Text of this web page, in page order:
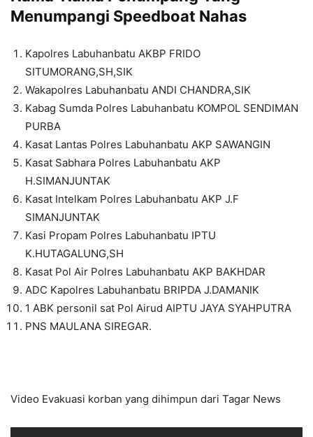
Menumpangi Speedboat Nahas
Kapolres Labuhanbatu AKBP FRIDO
SITUMORANG,SH,SIK
Wakapolres Labuhanbatu ANDI CHANDRA,SIK
Kabag Sumda Polres Labuhanbatu KOMPOL SENDIMAN
PURBA
Kasat Lantas Polres Labuhanbatu AKP SAWANGIN
Kasat Sabhara Polres Labuhanbatu AKP
H.SIMANJUNTAK
Kasat Intelkam Polres Labuhanbatu AKP J.F
SIMANJUNTAK
Kasi Propam Polres Labuhanbatu IPTU
K.HUTAGALUNG,SH
Kasat Pol Air Polres Labuhanbatu AKP BAKHDAR
ADC Kapolres Labuhanbatu BRIPDA J.DAMANIK
1 ABK personil sat Pol Airud AIPTU JAYA SYAHPUTRA
PNS MAULANA SIREGAR.
Video Evakuasi korban yang dihimpun dari Tagar News